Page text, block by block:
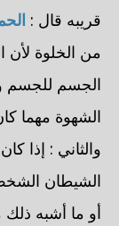
قريبه قال :
من الخلوة لأن
الجسم للجسم
الشهوة مهما
والثاني : إذا
الشيطان
أو ما أشبه